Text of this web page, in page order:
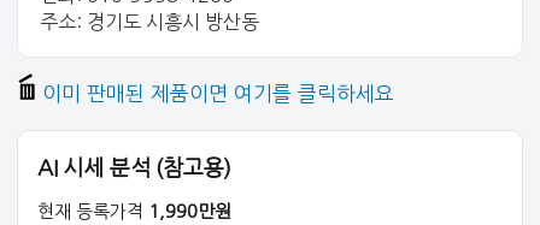
주소: 경기도 시흥시 방산동
이미 판매된 제품이면 여기를 클릭하세요
AI 시세 분석 (참고용)
현재 등록가격 1,990만원